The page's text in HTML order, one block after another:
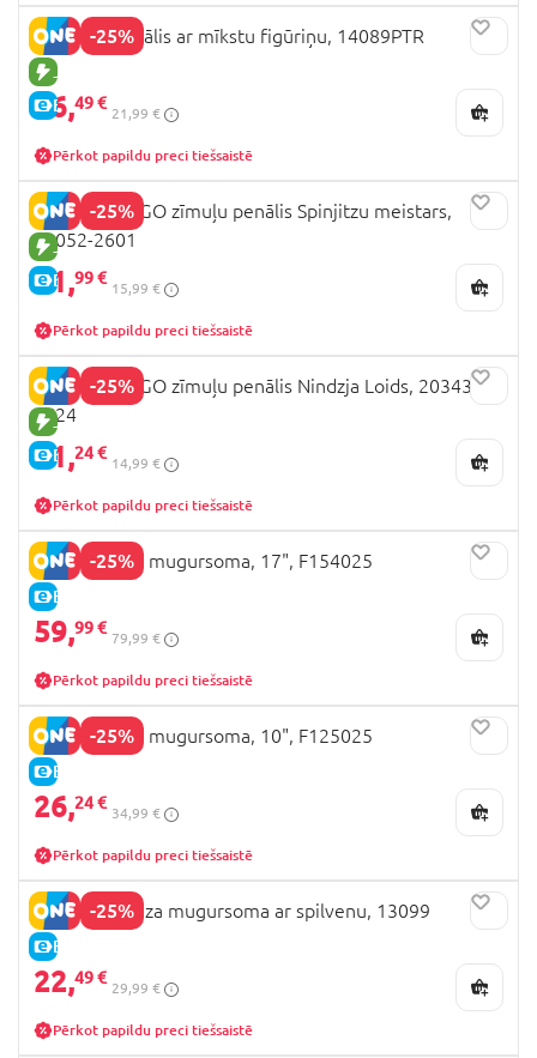
-25%
JAUNA PRECE
E-CENA
KUROMI penālis ar mīkstu figūriņu, 14089PTR
16,49 €
21,99 €
Pērkot papildu preci tiešsaistē
-25%
JAUNA PRECE
E-CENA
LEGO NINJAGO zīmuļu penālis Spinjitzu meistars,
10052-2601
11,99 €
15,99 €
Pērkot papildu preci tiešsaistē
-25%
JAUNA PRECE
E-CENA
LEGO NINJAGO zīmuļu penālis Nindzja Loids, 20343-
2524
11,24 €
14,99 €
Pērkot papildu preci tiešsaistē
-25%
E-CENA
HELLO KITTY mugursoma, 17", F154025
59,99 €
79,99 €
Pērkot papildu preci tiešsaistē
-25%
E-CENA
HELLO KITTY mugursoma, 10", F125025
26,24 €
34,99 €
Pērkot papildu preci tiešsaistē
-25%
E-CENA
PERLETTI Maza mugursoma ar spilvenu, 13099
22,49 €
29,99 €
Pērkot papildu preci tiešsaistē